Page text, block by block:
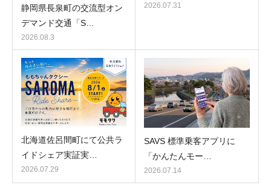
静岡県長泉町の交流型オン
デマンド交通「S…
2026.08.3
2026.07.31
北海道佐呂間町にて公共ラ
イドシェア実証実…
2026.07.29
SAVS 標準乗客アプリに
「かんたんモー…
2026.07.14